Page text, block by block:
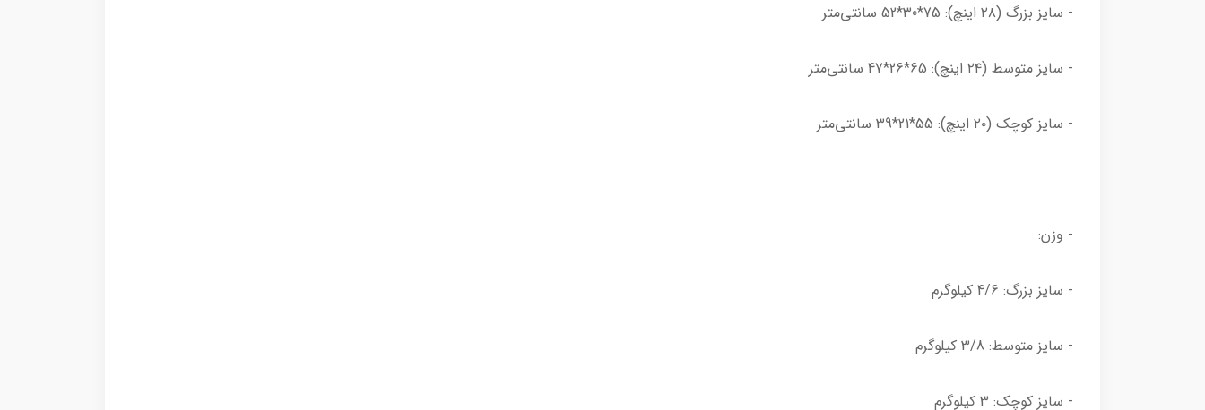
- سایز بزرگ (۲۸ اینچ): 75*30*52 سانتی‌متر
- سایز متوسط (۲۴ اینچ): 65*26*47 سانتی‌متر
- سایز کوچک (۲۰ اینچ): 55*21*39 سانتی‌متر
- وزن:
- سایز بزرگ: 4/6 کیلوگرم
- سایز متوسط: 3/8 کیلوگرم
- سایز کوچک: 3 کیلوگرم